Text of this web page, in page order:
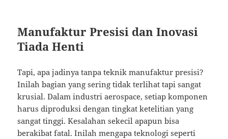
Manufaktur Presisi dan Inovasi
Tiada Henti
Tapi, apa jadinya tanpa teknik manufaktur presisi?
Inilah bagian yang sering tidak terlihat tapi sangat
krusial. Dalam industri aerospace, setiap komponen
harus diproduksi dengan tingkat ketelitian yang
sangat tinggi. Kesalahan sekecil apapun bisa
berakibat fatal. Inilah mengapa teknologi seperti